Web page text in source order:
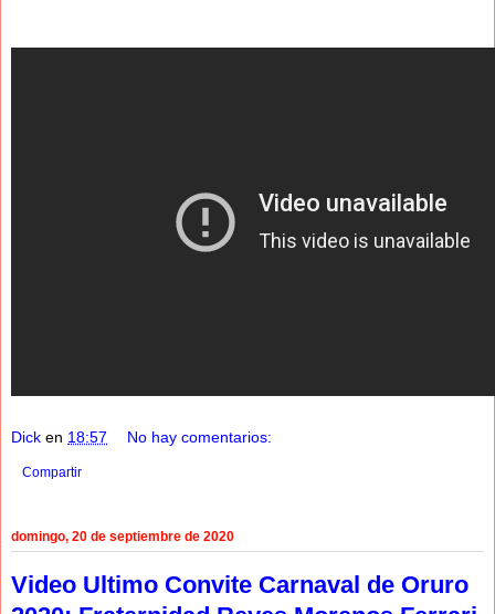
Dick en 18:57 No hay comentarios:
Compartir
domingo, 20 de septiembre de 2020
Video Ultimo Convite Carnaval de Oruro